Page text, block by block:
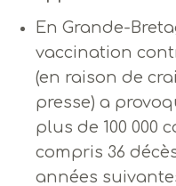
En Grande-
vaccination
(en raison de
presse) a
plus de 100 000
compris 36
années